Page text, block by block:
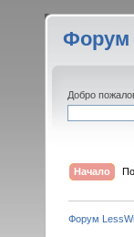
Форум
Добро
Начало
Форум